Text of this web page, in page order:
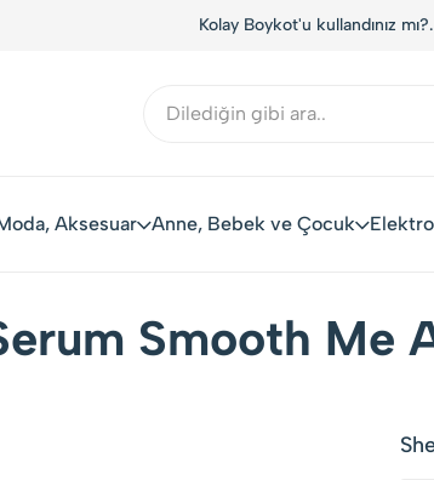
Kolay Boykot'u kullandınız mı?.
Aksesuar Anne, Bebek ve Çocuk
Smooth Me